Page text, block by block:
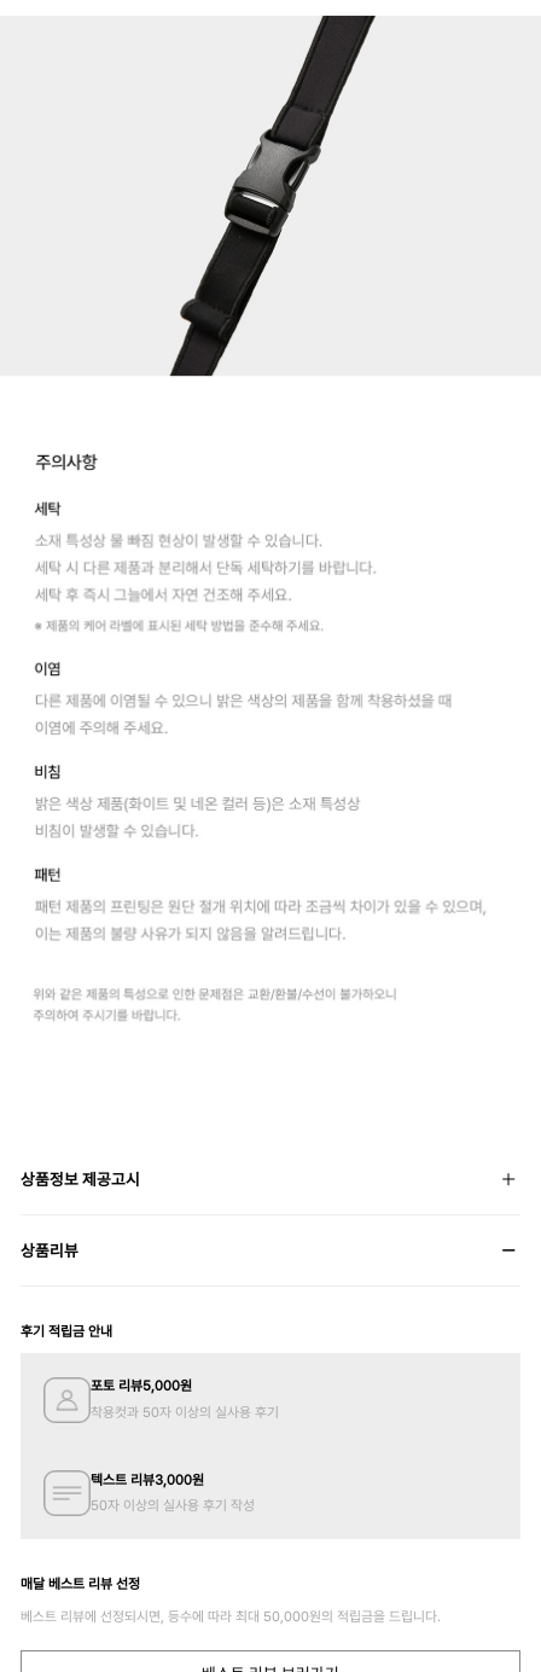
상품정보 제공고시
상품리뷰
후기 적립금 안내
포토 리뷰5,000원
착용컷과 50자 이상의 실사용 후기
텍스트 리뷰3,000원
50자 이상의 실사용 후기 작성
매달 베스트 리뷰 선정
베스트 리뷰에 선정되시면, 등수에 따라 최대 50,000원의 적립금을 드립니다.